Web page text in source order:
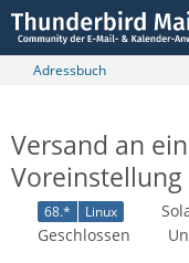
Adressbuch
Versand an
Voreinstellung
68.* Linux
Geschlossen